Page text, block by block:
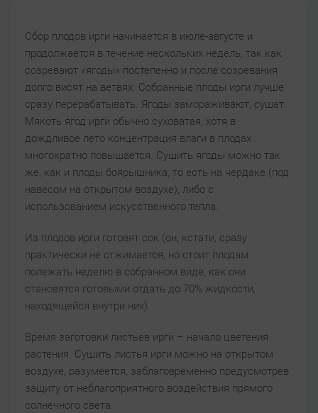
Сбор плодов ирги начинается в июле-августе и
продолжается в течение нескольких недель, так как
созревают «ягоды» постепенно и после созревания
долго висят на ветвях. Собранные плоды ирги лучше
сразу перерабатывать. Ягоды замораживают, сушат.
Мякоть ягод ирги обычно суховатая, хотя в
дождливое лето концентрация влаги в плодах
многократно повышается. Сушить ягоды можно так
же, как и плоды боярышника, то есть на чердаке (под
навесом на открытом воздухе), либо с
использованием искусственного тепла.
Из плодов ирги готовят сок (он, кстати, сразу
практически не отжимается, но стоит плодам
полежать неделю в собранном виде, как они
становятся готовыми отдать до 70% жидкости,
находящейся внутри них).
Время заготовки листьев ирги – начало цветения
растения. Сушить листья ирги можно на открытом
воздухе, разумеется, заблаговременно предусмотрев
защиту от неблагоприятного воздействия прямого
солнечного света.